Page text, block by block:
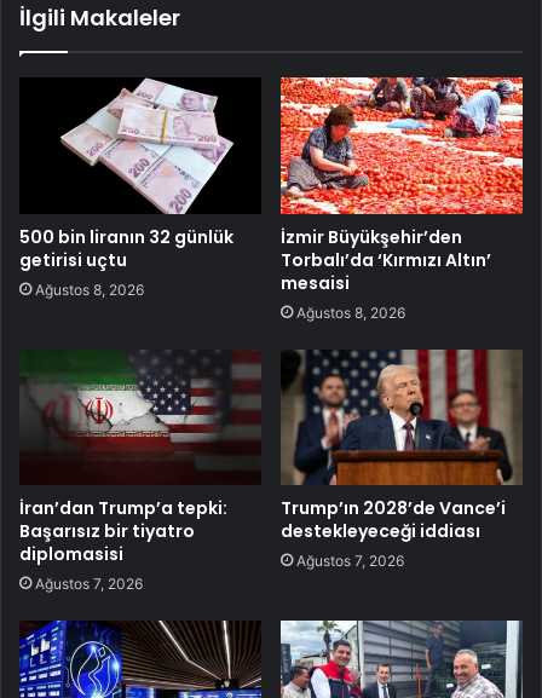
İlgili Makaleler
500 bin liranın 32 günlük
getirisi uçtu
Ağustos 8, 2026
İzmir Büyükşehir’den
Torbalı’da ‘Kırmızı Altın’
mesaisi
Ağustos 8, 2026
İran’dan Trump’a tepki:
Başarısız bir tiyatro
diplomasisi
Ağustos 7, 2026
Trump’ın 2028’de Vance’i
destekleyeceği iddiası
Ağustos 7, 2026